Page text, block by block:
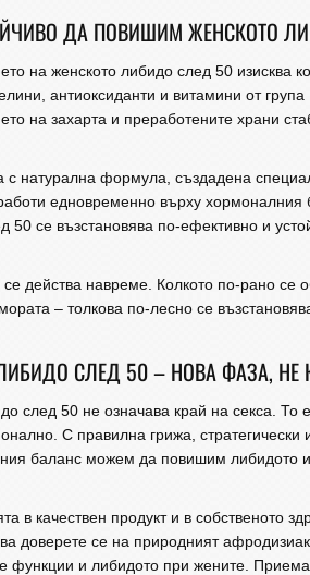
ДА ПОВИШИМ ЖЕНСКОТО
на женското либидо след 50 изисква
антиоксиданти и витамини от
на захарта и преработените храни
с натурална формула, създадена
едновременно върху хормоналния
50 се възстановява по-ефективно и
действа навреме. Колкото по-рано се
– толкова по-лесно се
СЛЕД 50 – НОВА ФАЗА, НЕ
след 50 не означава край на секса. То
С правилна грижа,
баланс можем да повишим либидото и
в качествен продукт и в собственото
доверете се на природният афродизиак
функции и либидото при жените.